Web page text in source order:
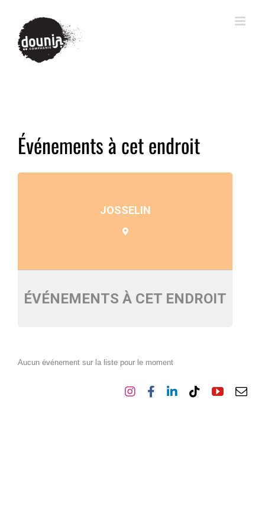
Événements à cet endroit
JOSSELIN
ÉVÉNEMENTS À CET ENDROIT
Aucun événement sur la liste pour le moment